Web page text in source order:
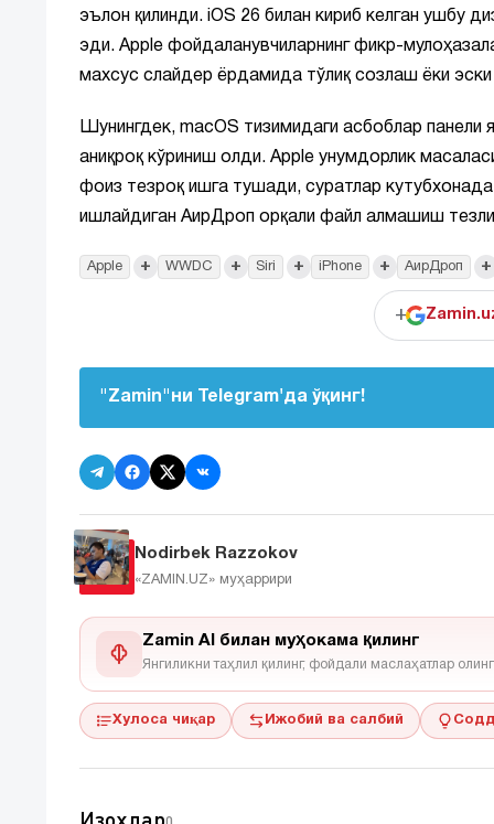
эълон қилинди. iOS 26 билан кириб келган ушбу
эди. Apple фойдаланувчиларнинг фикр-
махсус слайдер ёрдамида тўлиқ созлаш ёки
Шунингдек, macOS тизимидаги асбоблар панели
аниқроқ кўриниш олди. Apple унумдорлик
фоиз тезроқ ишга тушади, суратлар
ишлайдиган АирДроп орқали файл алмашиш
Apple + WWDC + Siri + iPhone + АирДроп +
+
"Zamin"ни Telegram'да ўқинг!
Nodirbek Razzokov
«ZAMIN.UZ» муҳаррири
Zamin AI билан муҳокама қилинг
Янгиликни таҳлил қилинг, фойдали маслаҳатлар олинг
Хулоса чиқар Ижобий ва салбий
Изоҳлар